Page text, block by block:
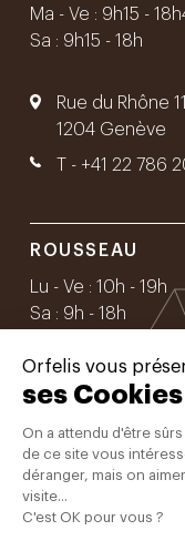
Ma - Ve : 9h15 -
Sa : 9h15 - 18h
Rue du Rhône
1204 Genève
T - +41 22 786
ROUSSEAU
Lu - Ve : 10h - 19h
Sa : 9h - 18h
Rue Rousseau
1201 Genève
T -+41 22 732
Orfelis vous
ses Cookies
On a attendu d'être
de ce site vous
déranger, mais on
visite...
C'est OK pour vous ?